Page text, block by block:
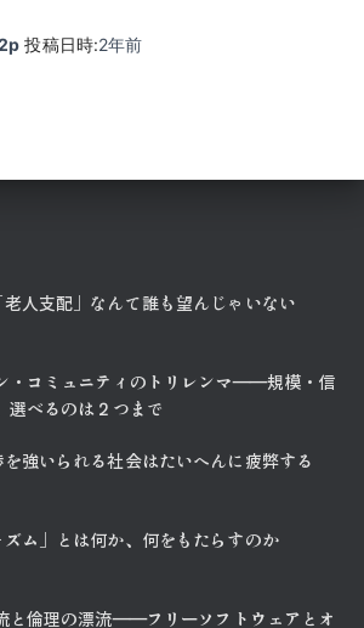
投稿日時:2年前
人支配」なんて誰も望んじゃいない
・コミュニティのトリレンマ――規模・信
選べるのは２つまで
強いられる社会はたいへんに疲弊する
ズム」とは何か、何をもたらすのか
と倫理の漂流――フリーソフトウェアとオ